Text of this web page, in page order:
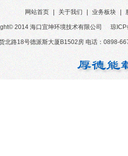
网站首页 关于我们 | 业务板块
2014 海口宜坤环境技术有限公司 琼
北路18号德派斯大厦B1502房 电话：0898-